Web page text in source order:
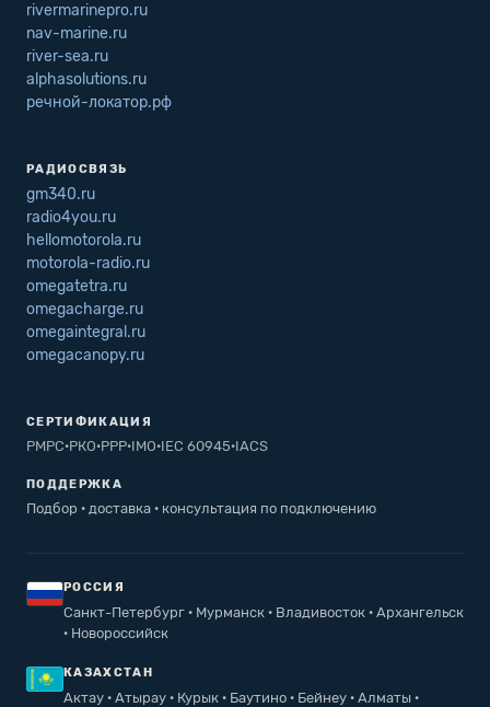
rivermarinepro.ru
nav-marine.ru
river-sea.ru
alphasolutions.ru
речной-локатор.рф
РАДИОСВЯЗЬ
gm340.ru
radio4you.ru
hellomotorola.ru
motorola-radio.ru
omegatetra.ru
omegacharge.ru
omegaintegral.ru
omegacanopy.ru
СЕРТИФИКАЦИЯ
РМРС·РКО·РРР·IMO·IEC 60945·IACS
ПОДДЕРЖКА
Подбор · доставка · консультация по подключению
РОССИЯ
Санкт-Петербург · Мурманск · Владивосток · Архангельск
· Новороссийск
КАЗАХСТАН
Актау · Атырау · Курык · Баутино · Бейнеу · Алматы ·